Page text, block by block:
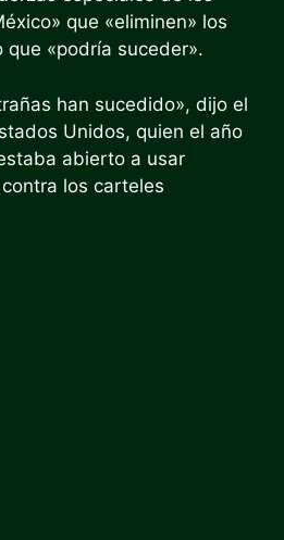
que «eliminen» los
«podría suceder».
han sucedido», dijo el
Unidos, quien el año
abierto a usar
los carteles